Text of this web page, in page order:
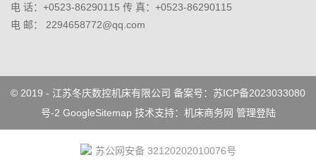
电 话：+0523-86290115 传 真：+0523-86290115
电 邮： 2294658772@qq.com
© 2019 - 江苏冬庆数控机床有限公司 备案号：苏ICP备2023033080
号-2 GoogleSitemap 技术支持： 机床商务网 管理登陆
苏公网安备 32120202010076号